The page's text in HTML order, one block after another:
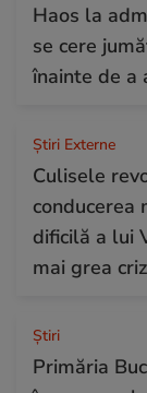
Haos la
se cere
înainte de a
Știri Externe
Culisele
conducerea
dificilă a lui
mai grea
Ştiri
Primăria